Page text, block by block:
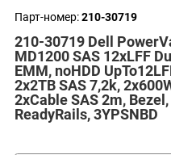
Парт-номер:210-30719
210-30719 Dell
MD1200 SAS 12xLFF
EMM, noHDD
2x2TB SAS 7,2k,
2xCable SAS 2m,
ReadyRails, 3YPSNBD